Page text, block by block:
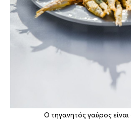
Ο τηγανητός γαύρος είναι